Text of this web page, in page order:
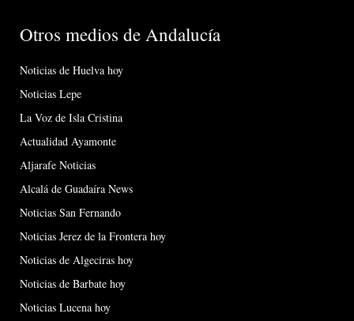
Otros medios de Andalucía
Noticias de Huelva hoy
Noticias Lepe
La Voz de Isla Cristina
Actualidad Ayamonte
Aljarafe Noticias
Alcalá de Guadaíra News
Noticias San Fernando
Noticias Jerez de la Frontera hoy
Noticias de Algeciras hoy
Noticias de Barbate hoy
Noticias Lucena hoy